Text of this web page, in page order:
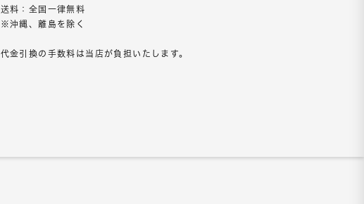
送料：全国一律無料
※沖縄、離島を除く
代金引換の手数料は当店が負担いたします。